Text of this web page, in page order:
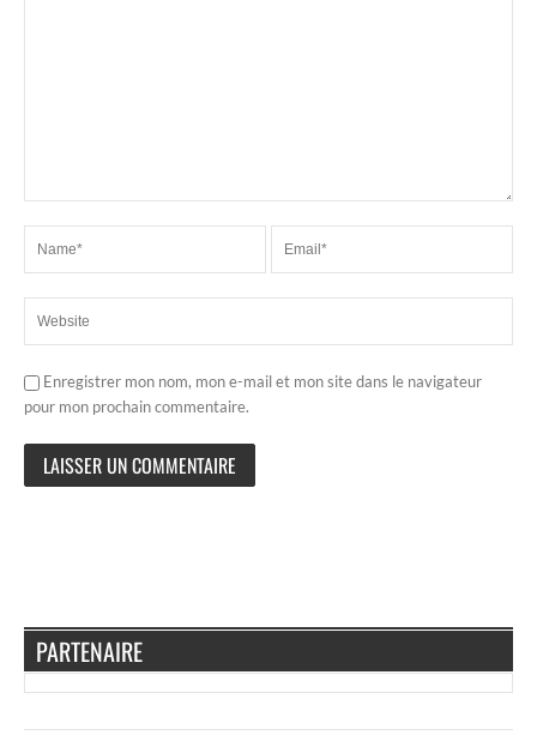
Enregistrer mon nom, mon e-mail et mon site dans le navigateur
pour mon prochain commentaire.
PARTENAIRE